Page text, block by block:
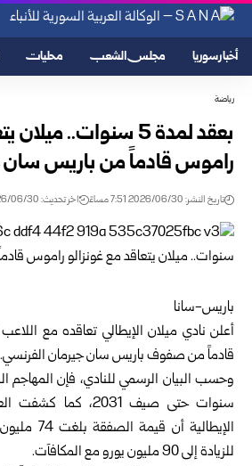
أخبار سوريا مجلس الشعب محليات
رياضة
بعقد لمدة 5 سنوات..
راموس قادماً من باريس سان
تاريخ النشر: 2026/06/30 7:51 مساءً اخر تحديث: 2026/06/30 7:51 مساءً
باريس-سانا
أعلن نادي ميلان الإيطالي تعاقده مع
قادماً من صفوف باريس سان جيرمان الفرنسي.
سنوات حتى صيف 2031،
الإيطالية
للزيادة إلى 90 مليون يورو مع المكافآت.